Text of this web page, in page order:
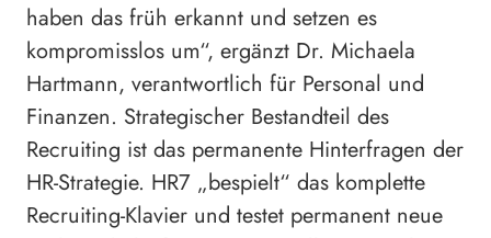
haben das früh erkannt und setzen es
kompromisslos um“, ergänzt Dr. Michaela
Hartmann, verantwortlich für Personal und
Finanzen. Strategischer Bestandteil des
Recruiting ist das permanente Hinterfragen der
HR-Strategie. HR7 „bespielt“ das komplette
Recruiting-Klavier und testet permanent neue